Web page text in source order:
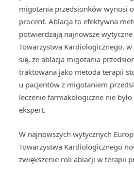
migotania przedsionków wynosi
procent. Ablacja to efektywna
potwierdzają najnowsze
Towarzystwa Kardiologicznego,
się, że ablacja migotania
traktowana jako metoda terapii
u pacjentów z migotaniem
leczenie farmakologiczne nie
ekspert.
W najnowszych wytycznych
Towarzystwa Kardiologicznego
zwiększenie roli ablacji w terapii